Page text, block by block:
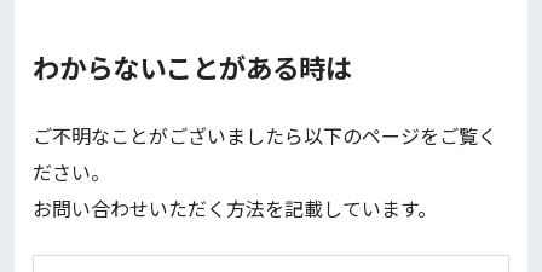
わからないことがある時は
ご不明なことがございましたら以下のページをご覧く
ださい。
お問い合わせいただく方法を記載しています。